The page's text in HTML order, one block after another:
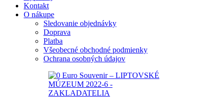
Kontakt
O nákupe
Sledovanie objednávky
Doprava
Platba
Všeobecné obchodné podmienky
Ochrana osobných údajov